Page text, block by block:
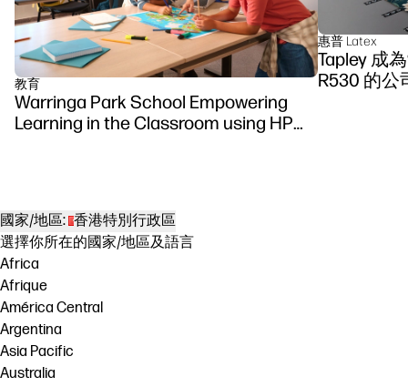
教育
Warringa Park School Empowering
Learning in the Classroom using HP
惠普 Latex
Tapley 成
R530 的公
國家/地區: 香港特別行政區
選擇你所在的國家/地區及語言
Africa
Afrique
América Central
Argentina
Asia Pacific
Australia